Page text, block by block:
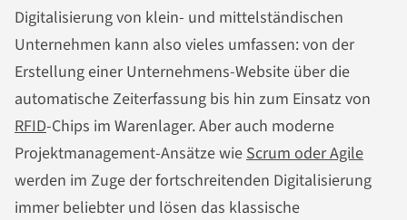
Digitalisierung von klein- und mittelständischen
Unternehmen kann also vieles umfassen: von der
Erstellung einer Unternehmens-Website über die
automatische Zeiterfassung bis hin zum Einsatz von
RFID-Chips im Warenlager. Aber auch moderne
Projektmanagement-Ansätze wie Scrum oder Agile
werden im Zuge der fortschreitenden Digitalisierung
immer beliebter und lösen das klassische